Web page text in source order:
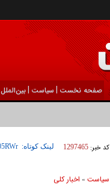
صفحه نخست | سیاست |بين‌الملل
کد خبر: 1297465 لینک کوتاه:
سیاست» اخبار کلی